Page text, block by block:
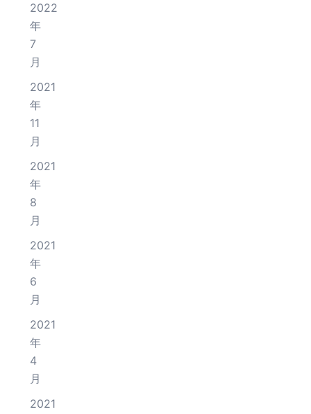
2022
年
7
月
2021
年
11
月
2021
年
8
月
2021
年
6
月
2021
年
4
月
2021